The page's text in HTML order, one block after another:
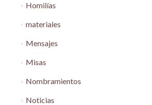
Homilías
materiales
Mensajes
Misas
Nombramientos
Noticias